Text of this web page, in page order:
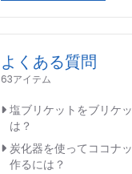
よくある質問
63アイテム
塩ブリケットをブリケ
は？
炭化器を使ってココナ
作るには？